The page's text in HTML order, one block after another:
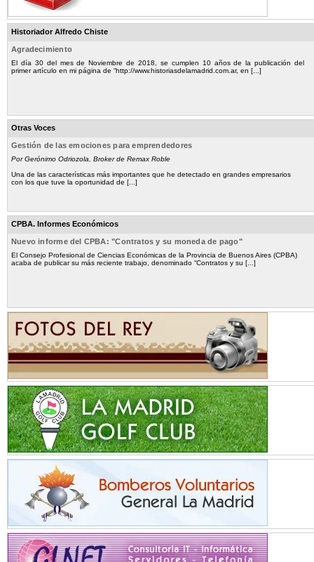
Historiador Alfredo Chiste
Agradecimiento
El día 30 del mes de Noviembre de 2018, se cumplen 10 años de la publicación del
primer artículo en mi página de “http://www.historiasdelamadrid.com.ar, en [...]
Otras Voces
Gestión de las emociones para emprendedores
Por Gerónimo Odriozola, Broker de Remax Roble
Una de las características más importantes que he detectado en grandes empresarios
con los que tuve la oportunidad de [...]
CPBA. Informes Económicos
Nuevo informe del CPBA: "Contratos y su moneda de pago"
El Consejo Profesional de Ciencias Económicas de la Provincia de Buenos Aires (CPBA)
acaba de publicar su más reciente trabajo, denominado “Contratos y su [...]